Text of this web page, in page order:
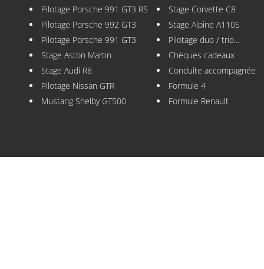
Pilotage Porsche 991 GT3 RS
Pilotage Porsche 992 GT3
Pilotage Porsche 991 GT3
Stage Aston Martin
Stage Audi R8
Pilotage Nissan GTR
Mustang Shelby GT500
Stage Corvette C8
Stage Alpine A110S
Pilotage duo / trio...
Chèques cadeaux
Conduite accompagnée
Formule 4
Formule Renault